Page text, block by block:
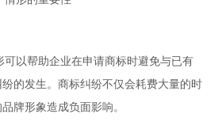
可以帮助企业在申请商标时避免与已有
的发生。商标纠纷不仅会耗费大量的时
牌形象造成负面影响。